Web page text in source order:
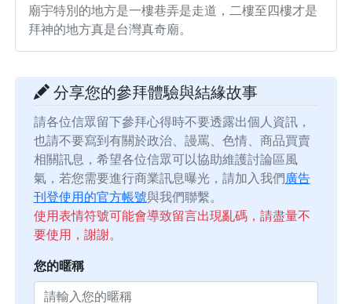
廟宇特別的地方是一樓巷弄是走道，二樓至四樓才是
拜神的地方真是台灣真奇廟。
分享您的參拜體驗與結緣故事
請各位信眾留下參拜心得時不要透露出個人資訊，
也請不要寫到有關於政治、謾罵、色情、商品買賣
相關訊息，希望各位信眾可以協助維護討論區風
氣，若您需要進行商業訊息曝光，請加入我們廣告
刊登使用的官方帳號與我們聯繫。
使用表情符號可能會導致留言出現亂碼，請盡量不
要使用，謝謝。
您的暱稱